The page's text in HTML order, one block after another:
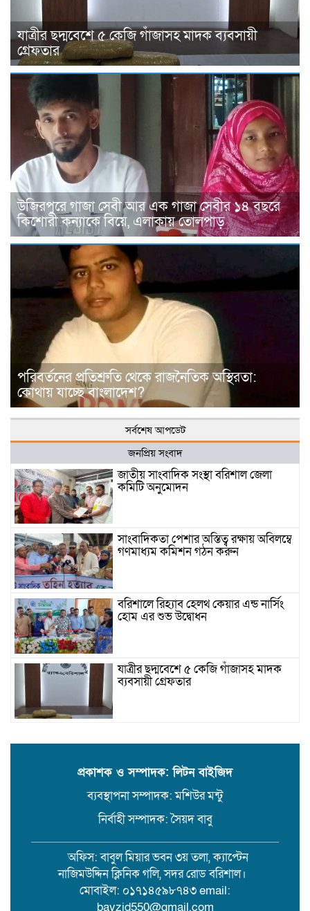
যাত্রীর ছদ্মবেশে ৫ কেজি গাঁজাসহ মাদক ব্যবসায়ী
গ্রেফতার
উজিরপুরে গাজা সেবী আর এক গাজা সেবীর ১৪ বছরে
কিশোরী কন্যাকে বিয়ে, এলাকায় তোলপাড়
পরিবর্তনের প্রতিশ্রুতি থেকে রাজনৈতিক অস্থিরতা:
কোথায় যাচ্ছে বাংলাদেশ?
সর্বশেষ আপডেট
জনপ্রিয় সংবাদ
জাতীয় সাংবাদিক সংস্থা বরিশাল জেলা
কমিটি অনুমোদন
সাংবাদিকতা পেশার অস্তিত্ব রক্ষায় অবিলম্বে
গণমাধ্যম কমিশন গঠন করুন
বরিশালে রিহ্যাব হেলথ কেয়ার এন্ড নার্সিং
হোম এর শুভ উদ্বোধন
যাত্রীর ছদ্মবেশে ৫ কেজি গাঁজাসহ মাদক
ব্যবসায়ী গ্রেফতার
সেবীর ১৪ বছরে কিশোরী কন্যাকে বিয়ে,
বরিশাল সংস্কৃতিকেন্দ্রের ৩৬ জুলাই
সেমিনার
পরিবর্তনের প্রতিশ্রুতি থেকে রাজনৈতিক
অস্থিরতা: কোথায় যাচ্ছে বাংলাদেশ?
প্রকাশক ও সম্পাদক: লিটন বাইজিদ
ব্যবস্থাপনা সম্পাদক: মশিউর মন্টু
নির্বাহী সম্পাদক: সৈয়দ বাবু
অফিস: বাবুল মিয়ার ভবন ৩য় তলা, ক্যাপ্টেন
নাজিমউদ্দিন ক্লিনিক গলি, সদর রোড বরিশাল।
মোবাইল: ০১৭১৪৫৯৮৭৪৩ email:
bayzid550@gmail.com